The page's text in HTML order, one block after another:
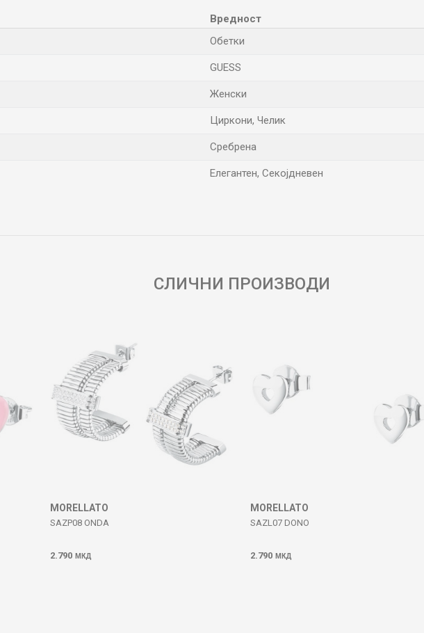
Вредност
Обетки
GUESS
Женски
Циркони, Челик
Сребрена
Елегантен, Секојдневен
СЛИЧНИ ПРОИЗВОДИ
MORELLATO
SAZP08 ONDA
2.790 МКД
MORELLATO
SAZL07 DONO
2.790 МКД